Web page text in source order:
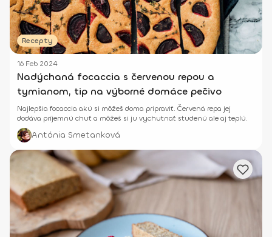
Recepty
16 Feb 2024
Nadýchaná focaccia s červenou repou a
tymianom, tip na výborné domáce pečivo
Najlepšia focaccia akú si môžeš doma pripraviť. Červená repa jej
dodáva príjemnú chuť a môžeš si ju vychutnať studenú ale aj teplú.
Antónia Smetanková